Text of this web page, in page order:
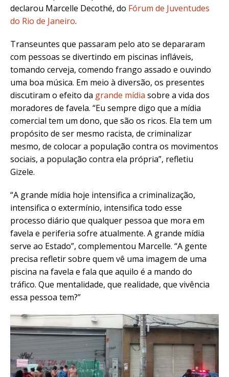
declarou Marcelle Decothé, do Fórum de Juventudes
do Rio de Janeiro.
Transeuntes que passaram pelo ato se depararam
com pessoas se divertindo em piscinas infláveis,
tomando cerveja, comendo frango assado e ouvindo
uma boa música. Em meio à diversão, os presentes
discutiram o efeito da grande mídia sobre a vida dos
moradores de favela. “Eu sempre digo que a mídia
comercial tem um dono, que são os ricos. Ela tem um
propósito de ser mesmo racista, de criminalizar
mesmo, de colocar a população contra os movimentos
sociais, a população contra ela própria”, refletiu
Gizele.
“A grande mídia hoje intensifica a criminalização,
intensifica o extermínio, intensifica todo esse
processo diário que qualquer pessoa que mora em
favela e periferia sofre atualmente. A grande mídia
serve ao Estado”, complementou Marcelle. “A gente
precisa refletir sobre quem vê uma imagem de uma
piscina na favela e fala que aquilo é a mando do
tráfico. Que mentalidade, que realidade, que vivência
essa pessoa tem?”